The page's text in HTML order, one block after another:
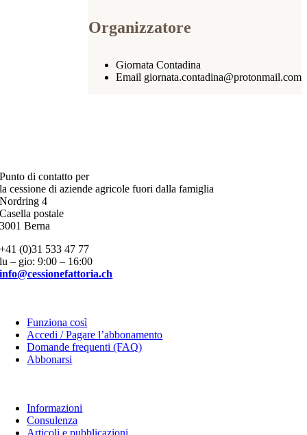
Organizzatore
Giornata Contadina
Email giornata.contadina@protonmail.com
Punto di contatto per
la cessione di aziende agricole fuori dalla famiglia
Nordring 4
Casella postale
3001 Berna
+41 (0)31 533 47 77
lu – gio: 9:00 – 16:00
info@cessionefattoria.ch
Funziona così
Accedi / Pagare l’abbonamento
Domande frequenti (FAQ)
Abbonarsi
Informazioni
Consulenza
Articoli e pubblicazioni